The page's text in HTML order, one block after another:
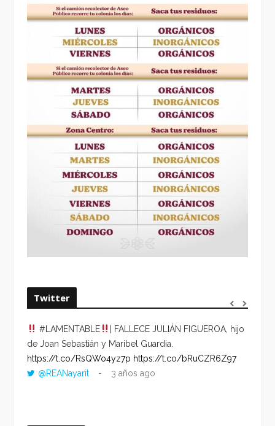
Twitter
#LAMENTABLE
| FALLECE JULIÁN FIGUEROA, hijo
de Joan Sebastián y Maribel Guardia.
https://t.co/RsQWo4yz7p https://t.co/bRuCZR6Z97
@REANayarit
3 años ago